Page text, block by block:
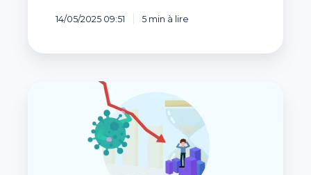
14/05/2025 09:51 5 min à lire